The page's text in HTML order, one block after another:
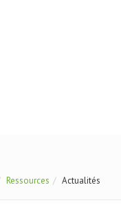
Ressources Actualités